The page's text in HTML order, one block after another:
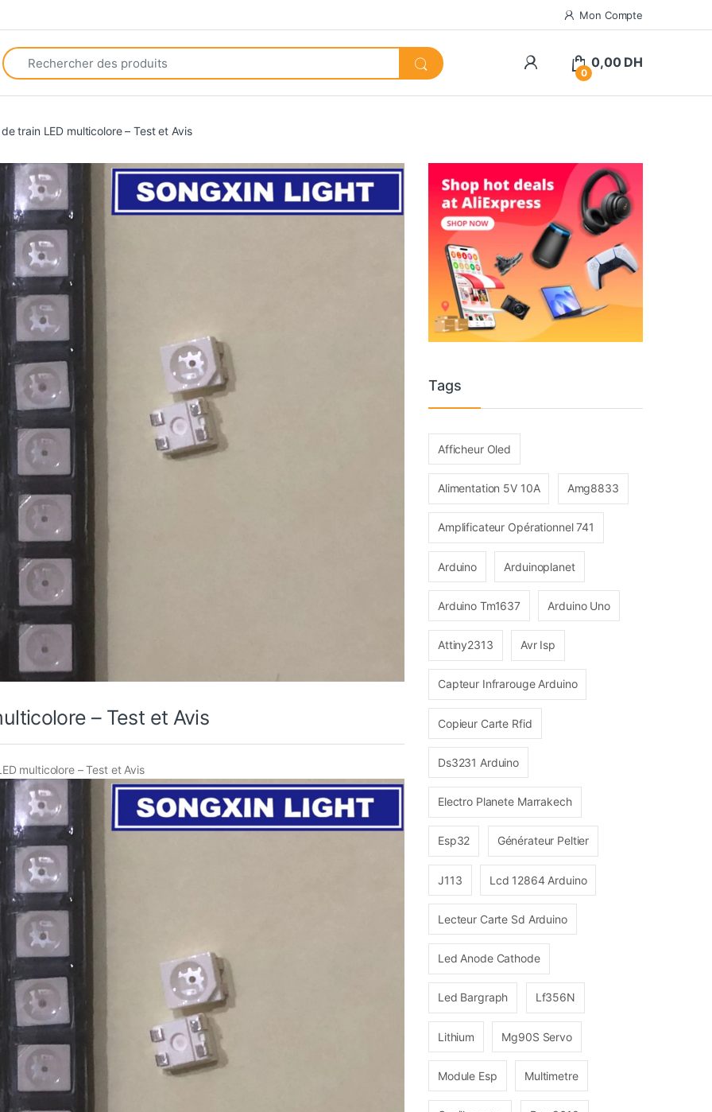
Mon Compte
Search for:
0
0,00DH
train LED multicolore – Test et Avis
– Test et Avis
multicolore – Test et Avis
Tags
Afficheur Oled
Alimentation 5V 10A Amg8833
Amplificateur Opérationnel 741
Arduino Arduinoplanet
Arduino Tm1637 Arduino Uno
Attiny2313 Avr Isp
Capteur Infrarouge Arduino
Copieur Carte Rfid
Ds3231 Arduino
Electro Planete Marrakech
Esp32 Générateur Peltier
J113 Lcd 12864 Arduino
Lecteur Carte Sd Arduino
Led Anode Cathode
Led Bargraph Lf356N
Lithium Mg90S Servo
Module Esp Multimetre